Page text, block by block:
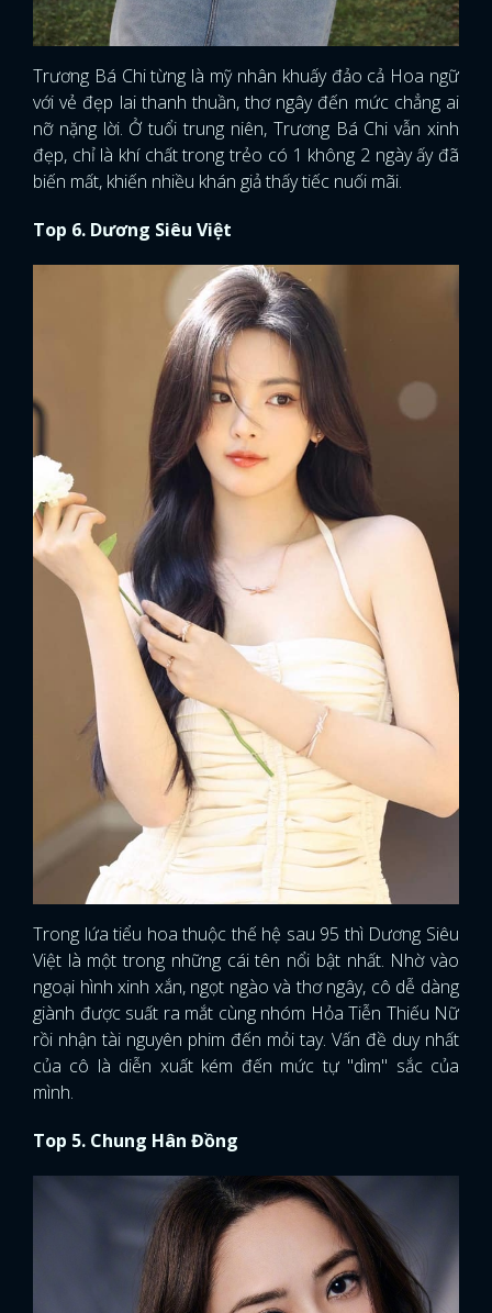
Trương Bá Chi từng là mỹ nhân khuấy đảo cả Hoa ngữ
với vẻ đẹp lai thanh thuần, thơ ngây đến mức chẳng ai
nỡ nặng lời. Ở tuổi trung niên, Trương Bá Chi vẫn xinh
đẹp, chỉ là khí chất trong trẻo có 1 không 2 ngày ấy đã
biến mất, khiến nhiều khán giả thấy tiếc nuối mãi.
Top 6. Dương Siêu Việt
Trong lứa tiểu hoa thuộc thế hệ sau 95 thì Dương Siêu
Việt là một trong những cái tên nổi bật nhất. Nhờ vào
ngoại hình xinh xắn, ngọt ngào và thơ ngây, cô dễ dàng
giành được suất ra mắt cùng nhóm Hỏa Tiễn Thiếu Nữ
rồi nhận tài nguyên phim đến mỏi tay. Vấn đề duy nhất
của cô là diễn xuất kém đến mức tự "dìm" sắc của
mình.
Top 5. Chung Hân Đồng